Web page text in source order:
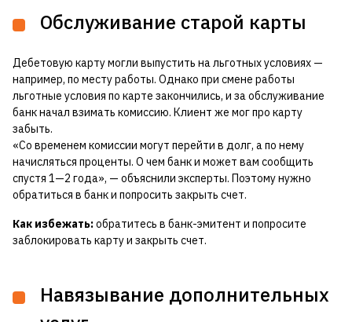
Обслуживание старой карты
Дебетовую карту могли выпустить на льготных условиях —
например, по месту работы. Однако при смене работы
льготные условия по карте закончились, и за обслуживание
банк начал взимать комиссию. Клиент же мог про карту
забыть.
«Со временем комиссии могут перейти в долг, а по нему
начисляться проценты. О чем банк и может вам сообщить
спустя 1—2 года», — объяснили эксперты. Поэтому нужно
обратиться в банк и попросить закрыть счет.
Как избежать:обратитесь в банк-эмитент и попросите
заблокировать карту и закрыть счет.
Навязывание дополнительных